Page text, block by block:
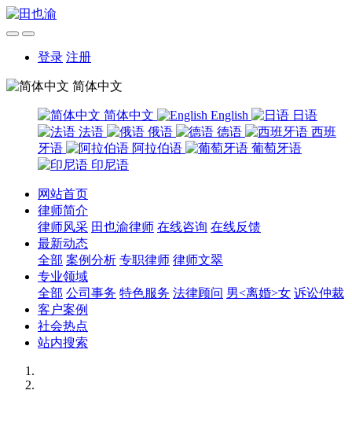
登录 注册
简体中文
简体中文 English
日语
法语
俄语 德语
西班
牙语
阿拉伯语
葡萄牙语
印尼语
网站首页
律师简介
律师风采 田也渝律师 在线咨询 在线反馈
最新动态
全部 案例分析 专职律师 律师文翠
专业领域
全部 公司事务 特色服务 法律顾问 男<离婚>女 诉讼仲裁
客户案例
社会热点
站内搜索